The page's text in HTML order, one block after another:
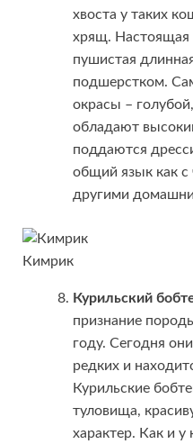
хвоста у таких
хрящ. Настоящая
пушистая
подшерстком.
окрасы –
обладают
поддаются
общий язык как с
другими
Кимрик
Курильский
признание
году. Сегодня
редких и
Курильские
туловища,
характер. Как и у